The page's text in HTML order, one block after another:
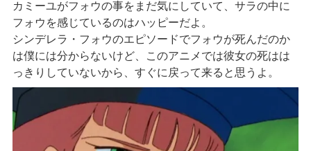
カミーユがフォウの事をまだ気にしていて、サラの中に
フォウを感じているのはハッピーだよ。
シンデレラ・フォウのエピソードでフォウが死んだのか
は僕には分からないけど、このアニメでは彼女の死はは
っきりしていないから、すぐに戻って来ると思うよ。